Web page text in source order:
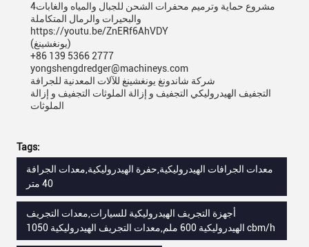
4مشروع حماية وترميم محفرات الشحن للجبال والمياه والغابات
والبحيرات والرمال المتكاملة
https://youtu.be/ZnERf6AhVDY
(يونغشينغ)
+86 139 5366 2777
yongshengdredger@machineys.com
شركة شاندونغ يونغشينغ للآلات المعدنية للجرافة
التجفيف الهيدروليكي التجفيف و إزالة الملوثات التجفيف و إزالة
الملوثات
Tags:
معدات الجرافات الهيدروليكية,حفرة الهيدروليكية,معدات الجرافة
40 متر
أجهزة التجريف الهيدروليكية للسيارات,معدات التجريف
الهيدروليكية 600 ملم,معدات التجريف الهيدروليكية 1050 cbm/h